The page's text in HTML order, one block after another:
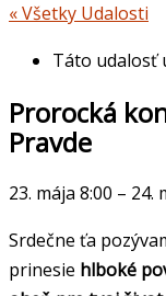
« Všetky Udalosti
Táto udalosť
Prorocká
Pravde
23. mája 8:00 – 24.
Srdečne ťa
prinesie hlboké